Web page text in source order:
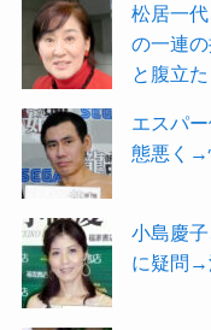
松居一
の一連
と腹立
エスパ
態悪く→
小島慶
に疑問→